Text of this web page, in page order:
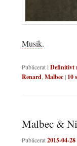
Musik.
Publicerat iDefinitivt
Renard,Malbec| 10
Malbec &
Publicerat2015-04-28